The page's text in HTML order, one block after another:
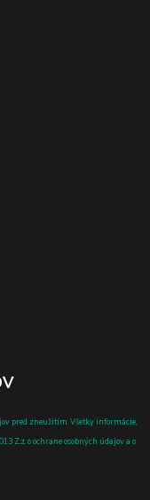
pred zneužitím. Všetky informácie,
Z.z. o ochrane osobných údajov a o